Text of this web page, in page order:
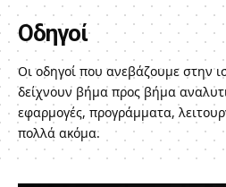
Οδηγοί
Οι οδηγοί που ανεβάζουμε στην
δείχνουν βήμα προς βήμα
εφαρμογές, προγράμματα,
πολλά ακόμα.